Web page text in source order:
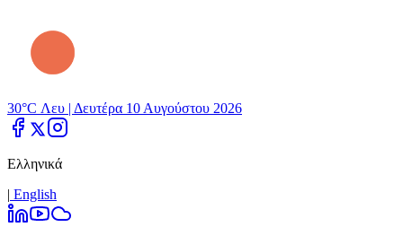
30°C Λευ | Δευτέρα 10 Αυγούστου 2026
Ελληνικά
| Εnglish